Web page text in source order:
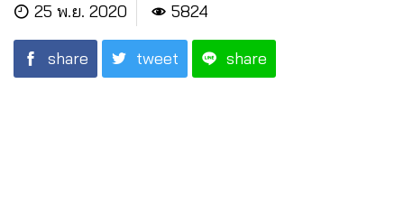
25 พ.ย. 2020 5824
share tweet share